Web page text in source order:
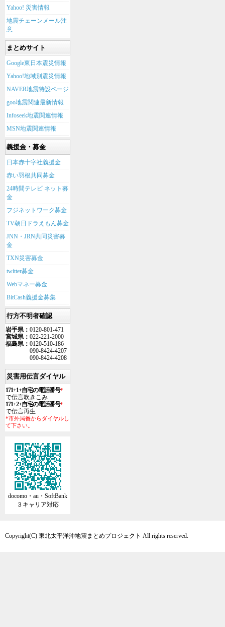
Yahoo! 災害情報
地震チェーンメール注
意
まとめサイト
Google東日本震災情報
Yahoo!地域別震災情報
NAVER地震特設ページ
goo地震関連最新情報
Infoseek地震関連情報
MSN地震関連情報
義援金・募金
日本赤十字社義援金
赤い羽根共同募金
24時間テレビ ネット募
金
フジネットワーク募金
TV朝日ドラえもん募金
JNN・JRN共同災害募
金
TXN災害募金
twitter募金
Webマネー募金
BitCash義援金募集
行方不明者確認
岩手県： 0120-801-471
宮城県： 022-221-2000
福島県： 0120-510-186
090-8424-4207
090-8424-4208
災害用伝言ダイヤル
171+1+自宅の電話番号*
で伝言吹きこみ
171+2+自宅の電話番号*
で伝言再生
*市外局番からダイヤルし
て下さい。
docomo・au・SoftBank
３キャリア対応
Copyright(C) 東北太平洋沖地震まとめプロジェクト All rights reserved.